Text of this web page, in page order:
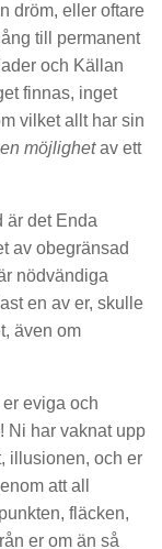
dröm, eller oftare
till permanent
och Källan
finnas, inget
vilket allt har sin
möjlighetav ett
är det Enda
av obegränsad
nödvändiga
en av er, skulle
även om
eviga och
Ni har vaknat upp
illusionen, och er
att all
fläcken,
er om än så